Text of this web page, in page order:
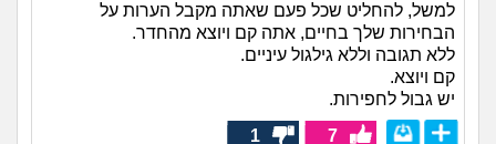
למשל, להחליט שכל פעם שאתה מקבל הערות על
הבחירות שלך בחיים, אתה קם ויוצא מהחדר.
ללא תגובה וללא גילגול עיניים.
קם ויוצא.
יש גבול לחפירות.
7
1